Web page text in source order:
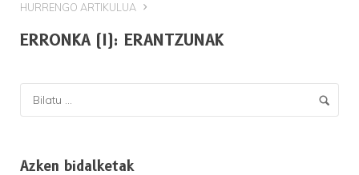
HURRENGO ARTIKULUA
ERRONKA (I): ERANTZUNAK
Azken bidalketak